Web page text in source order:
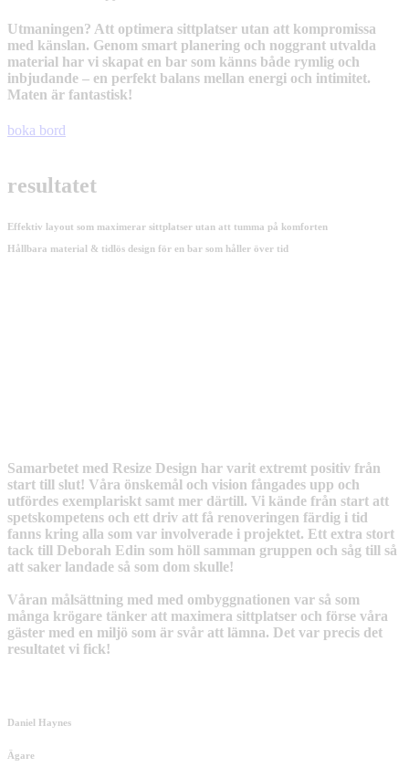
Utmaningen? Att optimera sittplatser utan att kompromissa
med känslan. Genom smart planering och noggrant utvalda
material har vi skapat en bar som känns både rymlig och
inbjudande – en perfekt balans mellan energi och intimitet.
Maten är fantastisk!
boka bord
resultatet
Effektiv layout som maximerar sittplatser utan att tumma på komforten
Hållbara material & tidlös design för en bar som håller över tid
Samarbetet med Resize Design har varit extremt positiv från
start till slut! Våra önskemål och vision fångades upp och
utfördes exemplariskt samt mer därtill. Vi kände från start att
spetskompetens och ett driv att få renoveringen färdig i tid
fanns kring alla som var involverade i projektet. Ett extra stort
tack till Deborah Edin som höll samman gruppen och såg till så
att saker landade så som dom skulle!
Våran målsättning med med ombyggnationen var så som
många krögare tänker att maximera sittplatser och förse våra
gäster med en miljö som är svår att lämna. Det var precis det
resultatet vi fick!
Daniel Haynes
Ägare